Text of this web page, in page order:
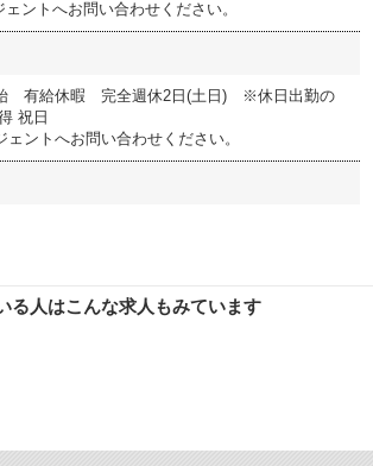
ントへお問い合わせください。
有給休暇 完全週休2日(土日) ※休日出勤の
祝日
ントへお問い合わせください。
る人はこんな求人もみています